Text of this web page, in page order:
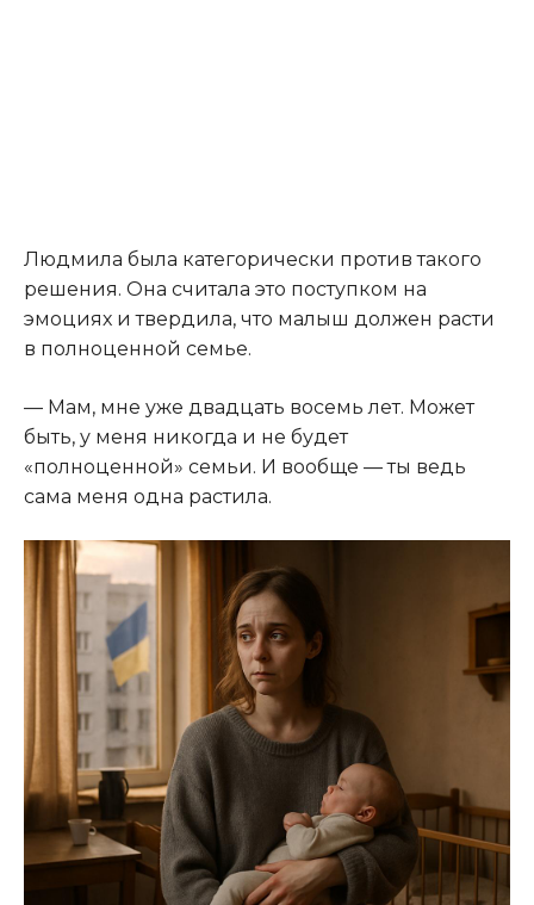
Людмила была категорически против такого
решения. Она считала это поступком на
эмоциях и твердила, что малыш должен расти
в полноценной семье.
— Мам, мне уже двадцать восемь лет. Может
быть, у меня никогда и не будет
«полноценной» семьи. И вообще — ты ведь
сама меня одна растила.